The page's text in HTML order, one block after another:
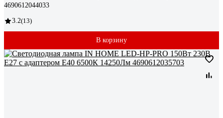
4690612044033
3.2(13)
В корзину